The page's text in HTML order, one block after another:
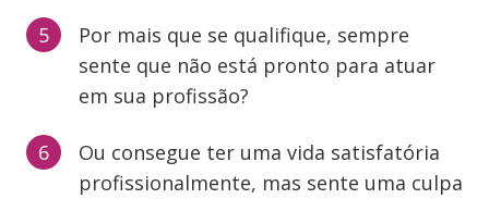
Por mais que se qualifique, sempre
sente que não está pronto para atuar
em sua profissão?
Ou consegue ter uma vida satisfatória
profissionalmente, mas sente uma culpa